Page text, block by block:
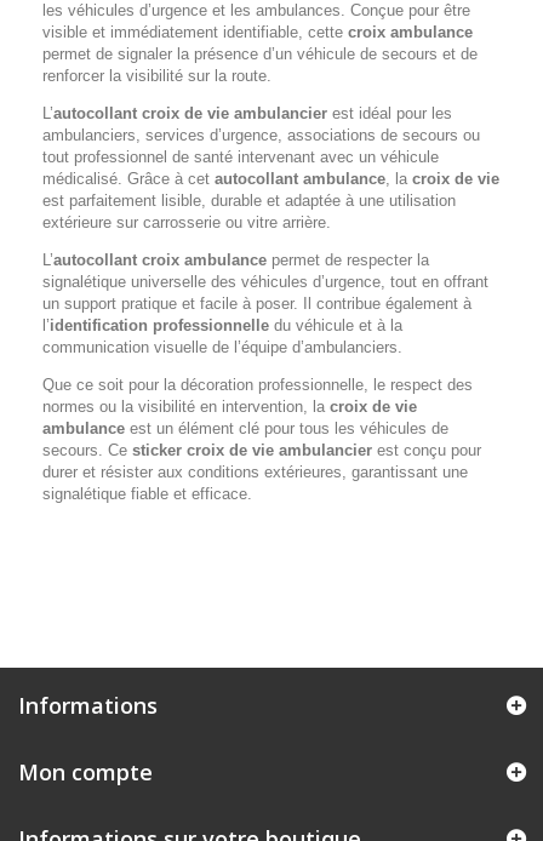
les véhicules d’urgence et les ambulances. Conçue pour être
visible et immédiatement identifiable, cette croix ambulance
permet de signaler la présence d’un véhicule de secours et de
renforcer la visibilité sur la route.
L’autocollant croix de vie ambulancier est idéal pour les
ambulanciers, services d’urgence, associations de secours ou
tout professionnel de santé intervenant avec un véhicule
médicalisé. Grâce à cet autocollant ambulance, la croix de vie
est parfaitement lisible, durable et adaptée à une utilisation
extérieure sur carrosserie ou vitre arrière.
L’autocollant croix ambulance permet de respecter la
signalétique universelle des véhicules d’urgence, tout en offrant
un support pratique et facile à poser. Il contribue également à
l’identification professionnelle du véhicule et à la
communication visuelle de l’équipe d’ambulanciers.
Que ce soit pour la décoration professionnelle, le respect des
normes ou la visibilité en intervention, la croix de vie
ambulance est un élément clé pour tous les véhicules de
secours. Ce sticker croix de vie ambulancier est conçu pour
durer et résister aux conditions extérieures, garantissant une
signalétique fiable et efficace.
Informations
Mon compte